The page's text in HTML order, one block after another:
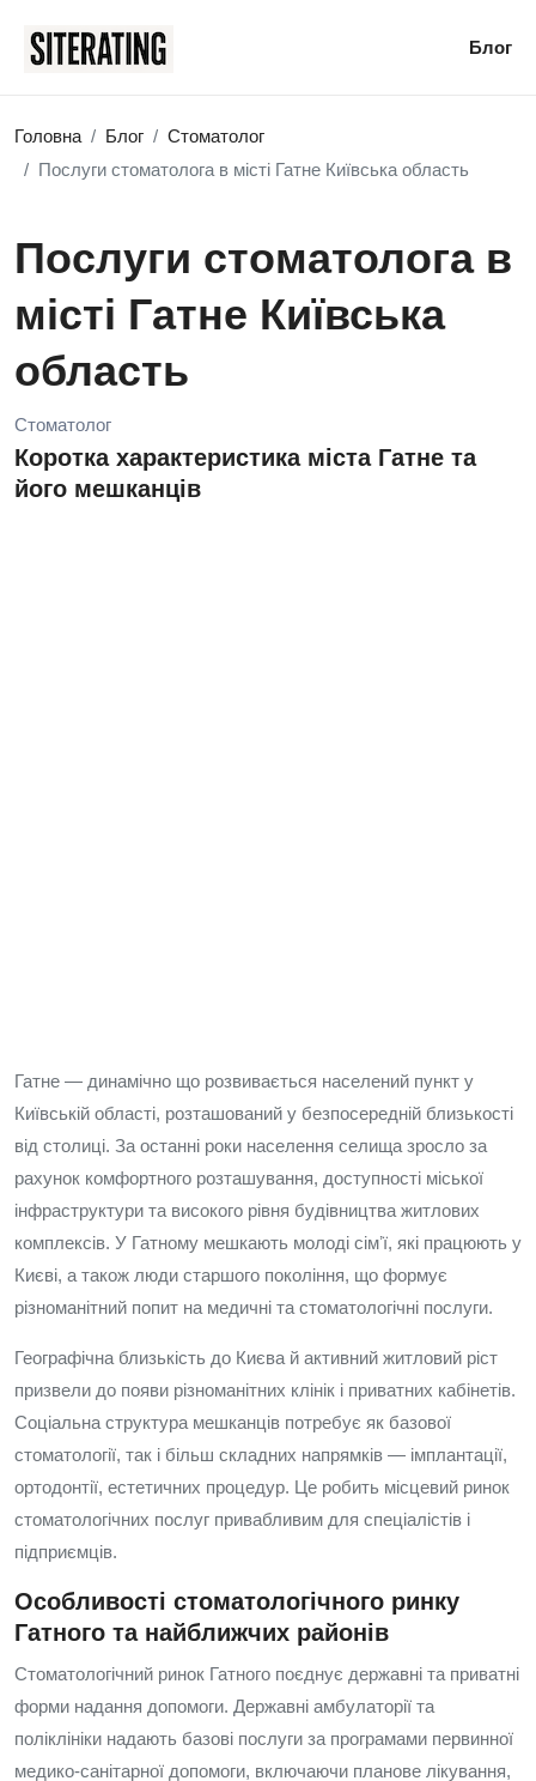
Блог
Головна Блог
Стоматолог
Послуги стоматолога в місті Гатне Київська область
Послуги стоматолога в
місті Гатне Київська
область
Стоматолог
Коротка характеристика міста Гатне та
його мешканців
Гатне — динамічно що розвивається населений пункт у
Київській області, розташований у безпосередній близькості
від столиці. За останні роки населення селища зросло за
рахунок комфортного розташування, доступності міської
інфраструктури та високого рівня будівництва житлових
комплексів. У Гатному мешкають молоді сімʼї, які працюють у
Києві, а також люди старшого покоління, що формує
різноманітний попит на медичні та стоматологічні послуги.
Географічна близькість до Києва й активний житловий ріст
призвели до появи різноманітних клінік і приватних кабінетів.
Соціальна структура мешканців потребує як базової
стоматології, так і більш складних напрямків — імплантації,
ортодонтії, естетичних процедур. Це робить місцевий ринок
стоматологічних послуг привабливим для спеціалістів і
підприємців.
Особливості стоматологічного ринку
Гатного та найближчих районів
Стоматологічний ринок Гатного поєднує державні та приватні
форми надання допомоги. Державні амбулаторії та
поліклініки надають базові послуги за програмами первинної
медико-санітарної допомоги, включаючи планове лікування,